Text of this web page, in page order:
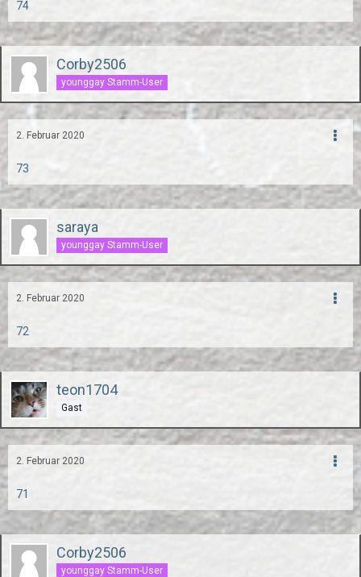
74
Corby2506
younggay Stamm-User
2. Februar 2020
73
saraya
younggay Stamm-User
2. Februar 2020
72
teon1704
Gast
2. Februar 2020
71
Corby2506
younggay Stamm-User